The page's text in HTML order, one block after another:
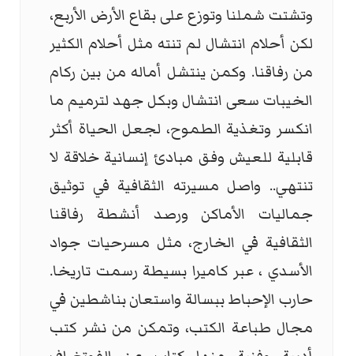
وتشتت شملنا وتوزع على بقاع الأرض الأربع،
لكن أحلام انتشال لم تنته مثل أحلام الكثير
من رفاقنا. وكمن ينتشل أماله من بين ركام
الخيبات سعى انتشال وبكل جهد لترميم ما
انكسر وتغذية الطموح، لجعل الحياة أكثر
قابلية للعيش وفق مبادئ إنسانية خلاقة لا
تنتهي.. واصل مسيرته الثقافية في توثيق
جماليات الأماكن ورصد أنشطة رفاقنا
الثقافية في الخارج، مثل مسرحيات جواد
الأسدي ، عبر كاميرا بسيطة رسمت تاريخا.
حارب الإحباط ببسالة واستعان بناشطين في
مجال طباعة الكتب، وتمكن من نشر كتب